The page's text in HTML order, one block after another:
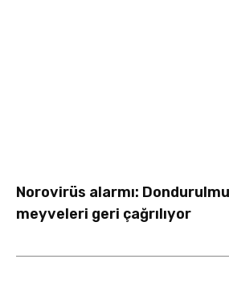
Norovirüs alarmı:
meyveleri geri çağrılıyor